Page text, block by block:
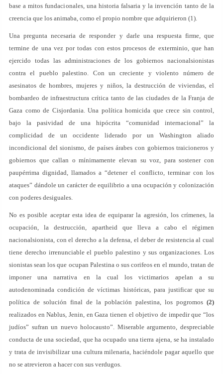
base a mitos fundacionales, una historia falsaria y la invención tanto de la
creencia que los animaba, como el propio nombre que adquirieron (1).
Una pregunta necesaria de responder y darle una respuesta firme, que
termine de una vez por todas con estos procesos de exterminio, que han
ejercido todas las administraciones de los gobiernos nacionalsionistas
contra el pueblo palestino. Con un creciente y violento número de
asesinatos de hombres, mujeres y niños, la destrucción de viviendas, el
bombardeo de infraestructura crítica tanto de las ciudades de la Franja de
Gaza como de Cisjordania. Una política homicida que crece sin control,
bajo la pasividad de una hipócrita “comunidad internacional” la
complicidad de un occidente liderado por un Washington aliado
incondicional del sionismo, de países árabes con gobiernos traicioneros y
gobiernos que callan o mínimamente elevan su voz, para sostener con
paupérrima dignidad, llamados a “detener el conflicto, terminar con los
ataques” dándole un carácter de equilibrio a una ocupación y colonización
con poderes desiguales.
No es posible aceptar esta idea de equiparar la agresión, los crímenes, la
ocupación, la destrucción, apartheid que lleva a cabo el régimen
nacionalsionista, con el derecho a la defensa, el deber de resistencia al cual
tiene derecho irrenunciable el pueblo palestino y sus organizaciones. Los
sionistas sean los que ocupan Palestina o sus corifeos en el mundo, tratan de
imponer una narrativa en la cual los victimarios apelan a su
autodenominada condición de víctimas históricas, para justificar que su
política de solución final de la población palestina, los pogromos (2)
realizados en Nablus, Jenin, en Gaza tienen el objetivo de impedir que “los
judíos” sufran un nuevo holocausto”. Miserable argumento, despreciable
conducta de una sociedad, que ha ocupado una tierra ajena, se ha instalado
y trata de invisibilizar una cultura milenaria, haciéndole pagar aquello que
no se atrevieron a hacer con sus verdugos.